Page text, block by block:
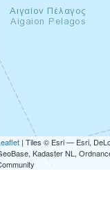
| Tiles © Esri — Esri,
Kadaster NL,